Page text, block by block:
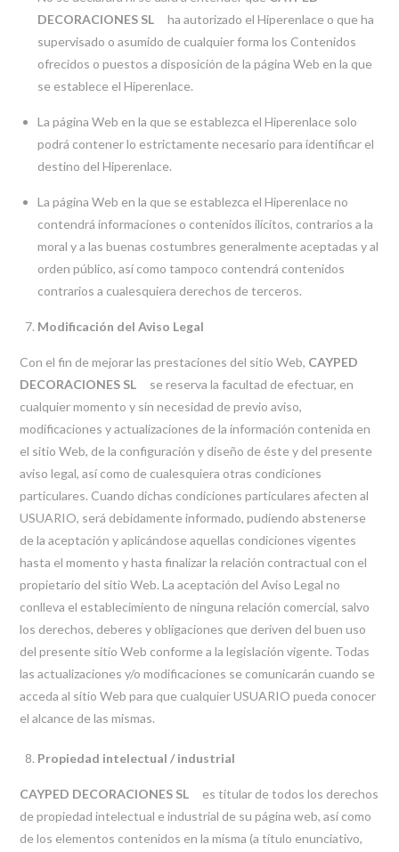
DECORACIONES SL ha autorizado el Hiperenlace o que ha
supervisado o asumido de cualquier forma los Contenidos
ofrecidos o puestos a disposición de la página Web en la que
se establece el Hiperenlace.
La página Web en la que se establezca el Hiperenlace solo
podrá contener lo estrictamente necesario para identificar el
destino del Hiperenlace.
La página Web en la que se establezca el Hiperenlace no
contendrá informaciones o contenidos ilícitos, contrarios a la
moral y a las buenas costumbres generalmente aceptadas y al
orden público, así como tampoco contendrá contenidos
contrarios a cualesquiera derechos de terceros.
Modificación del Aviso Legal
Con el fin de mejorar las prestaciones del sitio Web, CAYPED
DECORACIONES SL se reserva la facultad de efectuar, en
cualquier momento y sin necesidad de previo aviso,
modificaciones y actualizaciones de la información contenida en
el sitio Web, de la configuración y diseño de éste y del presente
aviso legal, así como de cualesquiera otras condiciones
particulares. Cuando dichas condiciones particulares afecten al
USUARIO, será debidamente informado, pudiendo abstenerse
de la aceptación y aplicándose aquellas condiciones vigentes
hasta el momento y hasta finalizar la relación contractual con el
propietario del sitio Web. La aceptación del Aviso Legal no
conlleva el establecimiento de ninguna relación comercial, salvo
los derechos, deberes y obligaciones que deriven del buen uso
del presente sitio Web conforme a la legislación vigente. Todas
las actualizaciones y/o modificaciones se comunicarán cuando se
acceda al sitio Web para que cualquier USUARIO pueda conocer
el alcance de las mismas.
Propiedad intelectual / industrial
CAYPED DECORACIONES SL es titular de todos los derechos
de propiedad intelectual e industrial de su página web, así como
de los elementos contenidos en la misma (a título enunciativo,